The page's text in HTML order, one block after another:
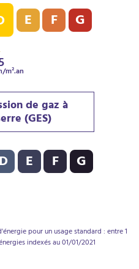
énergétique (DPE) : D -
m².an
E F G
de gaz à
(GES)
à effet de serre (GES) : A - 5
D E F G
pour un usage standard : entre 1
indexés au 01/01/2021